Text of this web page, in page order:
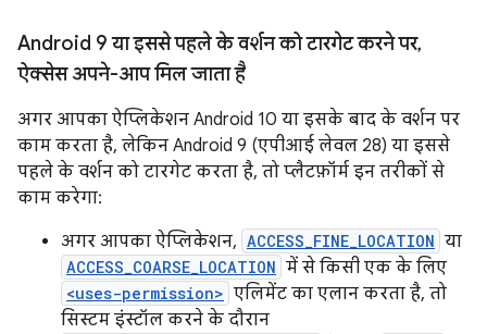
Android 9 या इससे पहले के वर्शन को टारगेट करने पर,
ऐक्सेस अपने-आप मिल जाता है
अगर आपका ऐप्लिकेशन Android 10 या इसके बाद के वर्शन पर
काम करता है, लेकिन Android 9 (एपीआई लेवल 28) या इससे
पहले के वर्शन को टारगेट करता है, तो प्लैटफ़ॉर्म इन तरीकों से
काम करेगा:
अगर आपका ऐप्लिकेशन, ACCESS_FINE_LOCATION या
ACCESS_COARSE_LOCATION में से किसी एक के लिए
<uses-permission> एलिमेंट का एलान करता है, तो
सिस्टम इंस्टॉल करने के दौरान